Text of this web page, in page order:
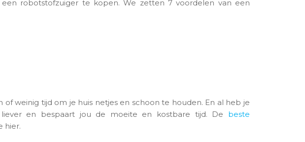
robotstofzuiger te kopen. We zetten 7 voordelen van een
weinig tijd om je huis netjes en schoon te houden. En al heb je
en bespaart jou de moeite en kostbare tijd. De beste
hier.